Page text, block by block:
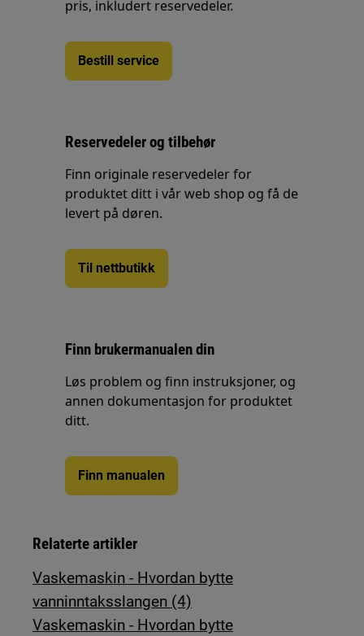
pris, inkludert reservedeler.
Bestill service
Reservedeler og tilbehør
Finn originale reservedeler for
produktet ditt i vår web shop og få de
levert på døren.
Til nettbutikk
Finn brukermanualen din
Løs problem og finn instruksjoner, og
annen dokumentasjon for produktet
ditt.
Finn manualen
Relaterte artikler
Vaskemaskin - Hvordan bytte
vanninntaksslangen (4)
Vaskemaskin - Hvordan bytte